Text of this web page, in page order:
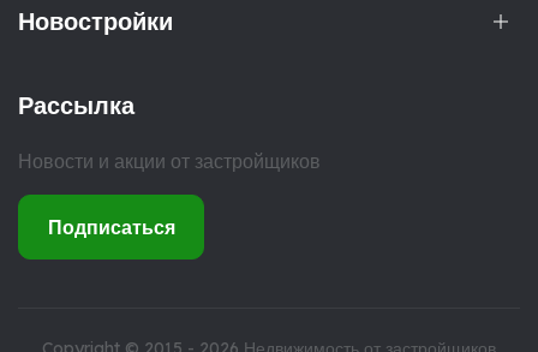
Новостройки
Рассылка
Новости и акции от застройщиков
Подписаться